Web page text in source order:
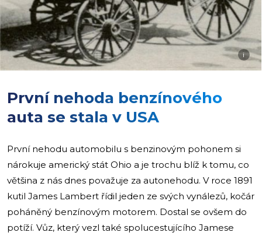
i
První nehoda benzínového
auta se stala v USA
První nehodu automobilu s benzinovým pohonem si
nárokuje americký stát Ohio a je trochu blíž k tomu, co
většina z nás dnes považuje za autonehodu. V roce 1891
kutil James Lambert řídil jeden ze svých vynálezů, kočár
poháněný benzínovým motorem. Dostal se ovšem do
potíží. Vůz, který vezl také spolucestujícího Jamese